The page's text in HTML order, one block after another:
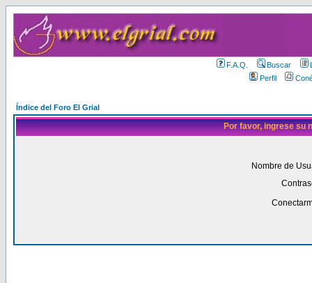
F.A.Q. Buscar
Perfil
Índice del Foro El Grial
Por favor, ingrese su
Nombre de